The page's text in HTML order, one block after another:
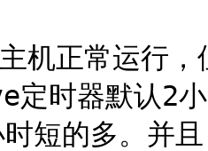
时器默认2小
短的多。并